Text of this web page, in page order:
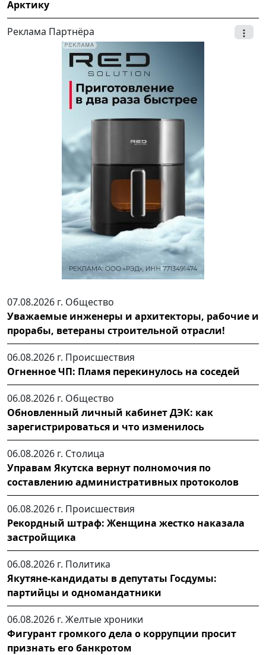
Арктику
Реклама Партнёра
07.08.2026 г. Общество
Уважаемые инженеры и архитекторы, рабочие и
прорабы, ветераны строительной отрасли!
06.08.2026 г. Происшествия
Огненное ЧП: Пламя перекинулось на соседей
06.08.2026 г. Общество
Обновленный личный кабинет ДЭК: как
зарегистрироваться и что изменилось
06.08.2026 г. Столица
Управам Якутска вернут полномочия по
составлению административных протоколов
06.08.2026 г. Происшествия
Рекордный штраф: Женщина жестко наказала
застройщика
06.08.2026 г. Политика
Якутяне-кандидаты в депутаты Госдумы:
партийцы и одномандатники
06.08.2026 г. Желтые хроники
Фигурант громкого дела о коррупции просит
признать его банкротом